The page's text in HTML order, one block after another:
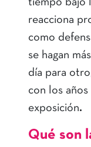
tiempo bajo
reacciona
como
se hagan
día para
con los
exposición.
Qué son